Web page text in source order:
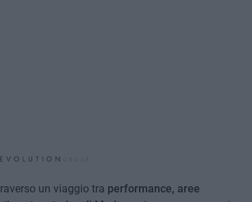
un viaggio tra performance, aree